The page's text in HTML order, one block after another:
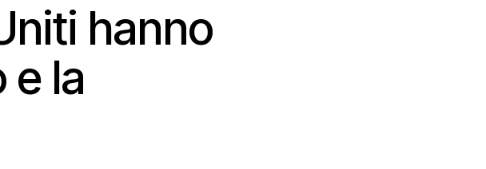
hanno
la